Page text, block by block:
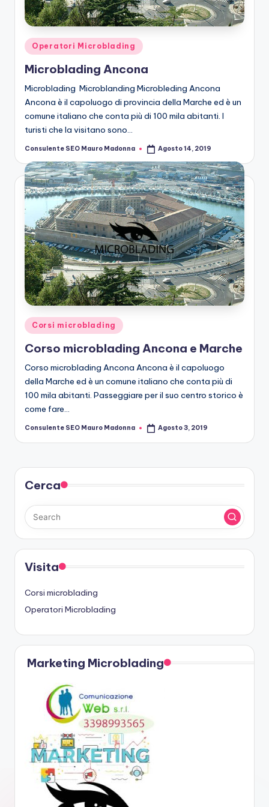
g
M
ic
o
b
n
di
n
g
M
ic
r
o
b
le
di
n
g
Posted
in
Operatori Microblading
Microblading Ancona
Microblading Microblanding Microbleding Ancona
Ancona è il capoluogo di provincia della Marche ed è un
comune italiano che conta più di 100 mila abitanti. I
turisti che la visitano sono…
Posted
Consulente SEO Mauro Madonna Agosto 14, 2019
Posted
in
Corsi microblading
Corso microblading Ancona e Marche
Corso microblading Ancona Ancona è il capoluogo
della Marche ed è un comune italiano che conta più di
100 mila abitanti. Passeggiare per il suo centro storico è
come fare…
Posted
Consulente SEO Mauro Madonna Agosto 3, 2019
Cerca
Visita
Corsi microblading
Operatori Microblading
Marketing Microblading